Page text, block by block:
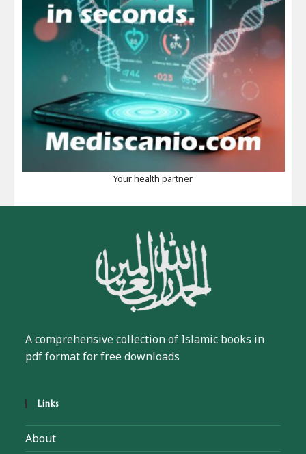
Your health partner
A comprehensive collection of Islamic books in
pdf format for free downloads
Links
About